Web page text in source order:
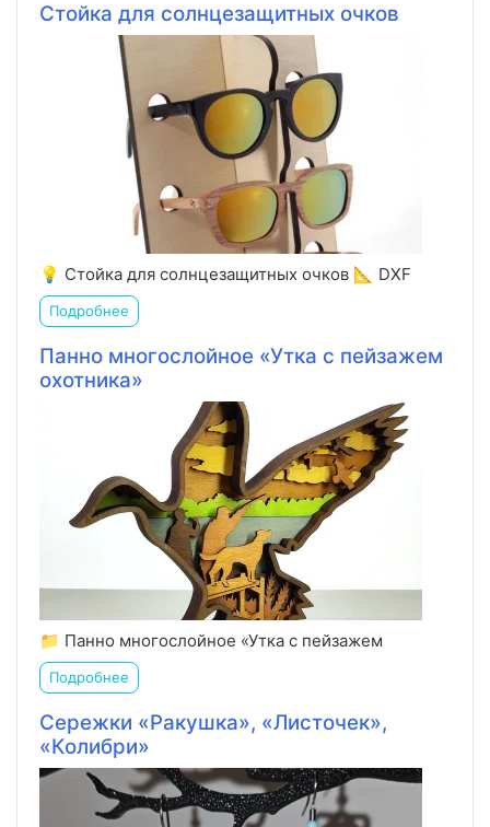
Стойка для солнцезащитных очков
💡 Стойка для солнцезащитных очков 📐 DXF
Подробнее
Панно многослойное «Утка с пейзажем
охотника»
📁 Панно многослойное «Утка с пейзажем
Подробнее
Сережки «Ракушка», «Листочек»,
«Колибри»